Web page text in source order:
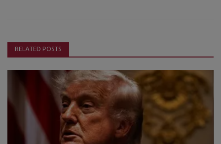
RELATED POSTS